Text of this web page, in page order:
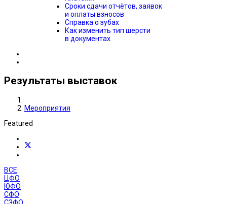
Сроки сдачи отчётов, заявок
и оплаты взносов
Справка о зубах
Как изменить тип шерсти
в документах
Результаты выставок
Мероприятия
Featured
ВСЕ
ЦФО
ЮФО
СФО